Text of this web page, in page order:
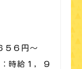
５６円～
時給１，９